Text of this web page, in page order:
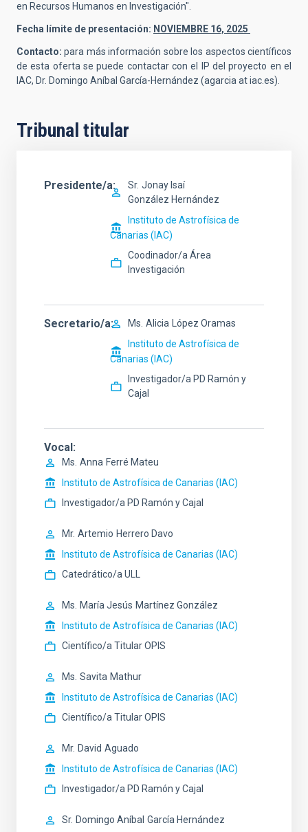
en Recursos Humanos en Investigación".
Fecha límite de presentación: NOVIEMBRE 16, 2025
Contacto: para más información sobre los aspectos científicos
de esta oferta se puede contactar con el IP del proyecto en el
IAC, Dr. Domingo Aníbal García-Hernández (agarcia at iac.es).
Tribunal titular
Presidente/a Sr. Jonay Isaí
González Hernández
Instituto de Astrofísica de
Canarias (IAC)
Coodinador/a Área
Investigación
Secretario/a Ms. Alicia
López Oramas
Instituto de Astrofísica de
Canarias (IAC)
Investigador/a PD Ramón y
Cajal
Vocal
Ms. Anna Ferré Mateu
Instituto de Astrofísica de Canarias (IAC)
Investigador/a PD Ramón y Cajal
Mr. Artemio Herrero Davo
Instituto de Astrofísica de Canarias (IAC)
Catedrático/a ULL
Ms. María Jesús Martínez González
Instituto de Astrofísica de Canarias (IAC)
Científico/a Titular OPIS
Ms. Savita Mathur
Instituto de Astrofísica de Canarias (IAC)
Científico/a Titular OPIS
Mr. David Aguado
Instituto de Astrofísica de Canarias (IAC)
Investigador/a PD Ramón y Cajal
Sr. Domingo Aníbal García Hernández